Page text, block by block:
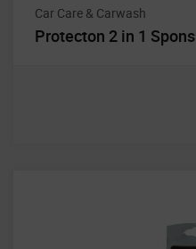
Car Care & Carwash
Protecton 2 in 1 Spons